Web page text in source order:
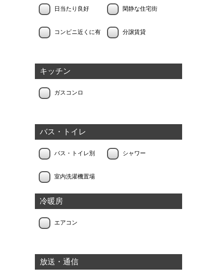
日当たり良好 閑静な住宅街
コンビニ近くに有 分譲賃貸
キッチン
ガスコンロ
バス・トイレ
バス・トイレ別 シャワー
室内洗濯機置場
冷暖房
エアコン
放送・通信